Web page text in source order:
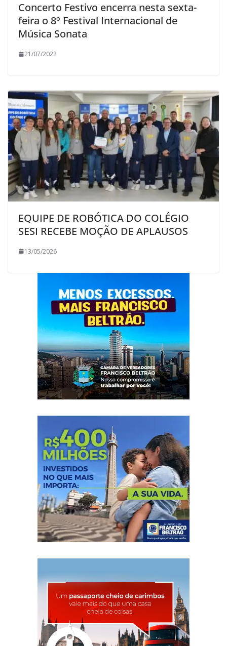
Concerto Festivo encerra nesta sexta-
feira o 8º Festival Internacional de
Música Sonata
21/07/2022
EQUIPE DE ROBÓTICA DO COLÉGIO
SESI RECEBE MOÇÃO DE APLAUSOS
13/05/2026